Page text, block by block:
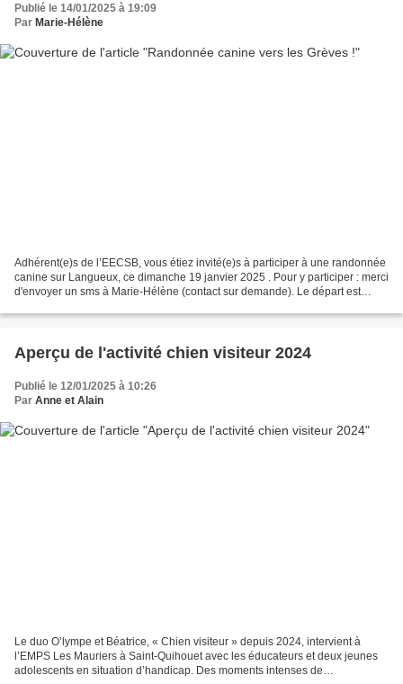
Publié le 14/01/2025 à 19:09
Par Marie-Hélène
Adhérent(e)s de l’EECSB, vous étiez invité(e)s à participer à une randonnée
canine sur Langueux, ce dimanche 19 janvier 2025 . Pour y participer : merci
d'envoyer un sms à Marie-Hélène (contact sur demande). Le départ est
Aperçu de l'activité chien visiteur 2024
Publié le 12/01/2025 à 10:26
Par Anne et Alain
Le duo O’lympe et Béatrice, « Chien visiteur » depuis 2024, intervient à
l’EMPS Les Mauriers à Saint-Quihouet avec les éducateurs et deux jeunes
adolescents en situation d’handicap. Des moments intenses de